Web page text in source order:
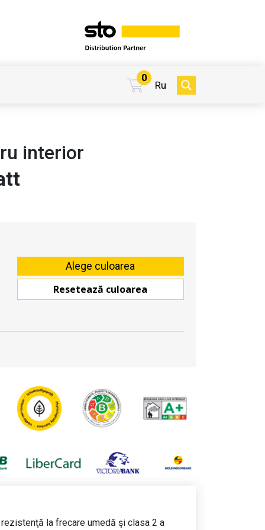
0
Ru
interior
Resetează culoarea
la frecare umedă şi clasa 2 a